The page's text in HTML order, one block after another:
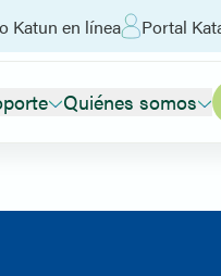
Katun en línea Portal
Quiénes somos